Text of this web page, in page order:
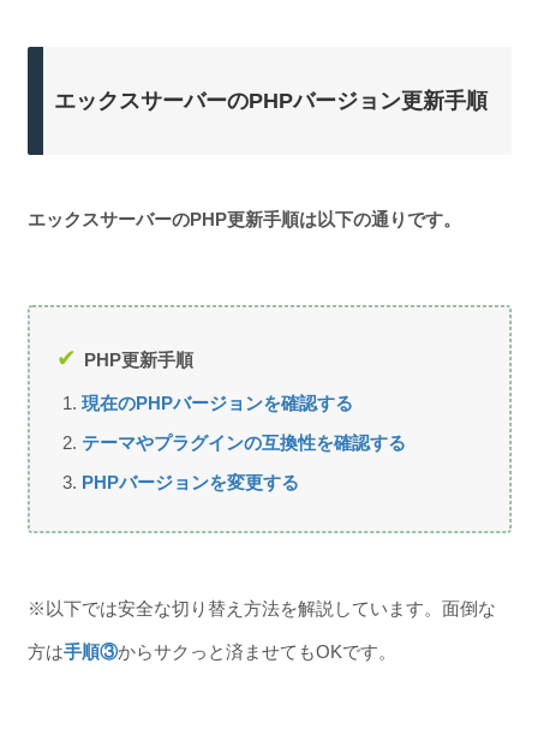
エックスサーバーのPHPバージョン更新手順
エックスサーバーのPHP更新手順は以下の通りです。
PHP更新手順
現在のPHPバージョンを確認する
テーマやプラグインの互換性を確認する
PHPバージョンを変更する
※以下では安全な切り替え方法を解説しています。面倒な
方は手順③からサクっと済ませてもOKです。